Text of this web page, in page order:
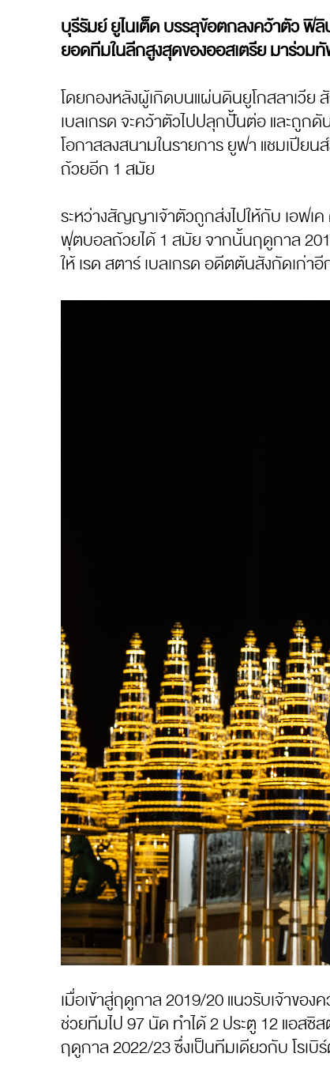
บุรีรัมย์ ยูไนเต็ด บรรลุข้อตกลงคว้าตัว ฟิลิ
ยอดทีมในลีกสูงสุดของออสเตรีย มาร่วม
โดยกองหลังผู้เกิดบนแผ่นดินยูโกสลาเวีย
เบลเกรด จะคว้าตัวไปปลุกปั้นต่อ และถูก
โอกาสลงสนามในรายการ ยูฟา แชมเปี
ถ้วยอีก 1 สมัย
ระหว่างสัญญาเจ้าตัวถูกส่งไปให้กับ เอฟเ
ฟุตบอลถ้วยได้ 1 สมัย จากนั้นฤดูกาล
ให้ เรด สตาร์ เบลเกรด อดีตต้นสังกัดเก่าอี
เมื่อเข้าสู่ฤดูกาล 2019/20 แนวรับเจ้าขอ
ช่วยทีมไป 97 นัด ทำได้ 2 ประตู 12 แอสซิ
ฤดูกาล 2022/23 ซึ่งเป็นทีมเดียวกับ โรเ